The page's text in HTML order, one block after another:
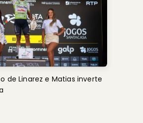
de Linarez e Matias inverte